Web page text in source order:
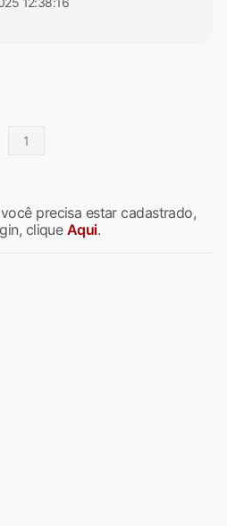
1
precisa estar cadastrado,
clique Aqui.